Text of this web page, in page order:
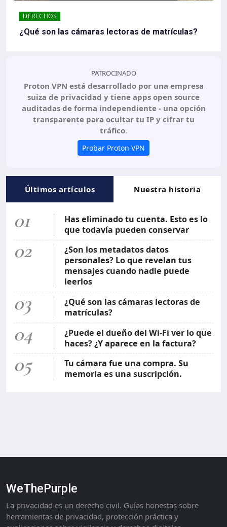
DERECHOS
¿Qué son las cámaras lectoras de matrículas?
PATROCINADO
Proton VPN está desarrollado por una empresa
suiza de privacidad y tiene apps open source
auditadas de forma independiente - una opción
transparente para ocultar tu IP y cifrar tu
tráfico.
Probar Proton VPN
Últimos artículos Nuestra historia
01
Has eliminado tu cuenta. Esto es lo
que todavía pueden conservar
02
¿Son los metadatos datos
personales? Lo que revelan tus
mensajes cuando nadie puede
leerlos
03
¿Qué son las cámaras lectoras de
matrículas?
04
¿Puede el dueño del Wi-Fi ver lo que
haces? ¿Y aparece en la factura?
05
Tu cámara fue una compra. Su
memoria es una suscripción.
WeThePurple
La privacidad es un derecho civil. Guías honestas sobre
herramientas de privacidad, protección práctica y